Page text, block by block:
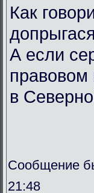
Как
А если
правовом
в
Сообщение
21:48